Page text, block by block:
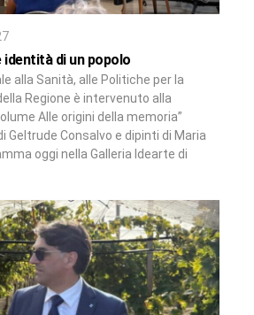
di un popolo
alla Sanità, alle Politiche per la
Regione è intervenuto alla
Alle origini della memoria”
Geltrude Consalvo e dipinti di Maria
oggi nella Galleria Idearte di